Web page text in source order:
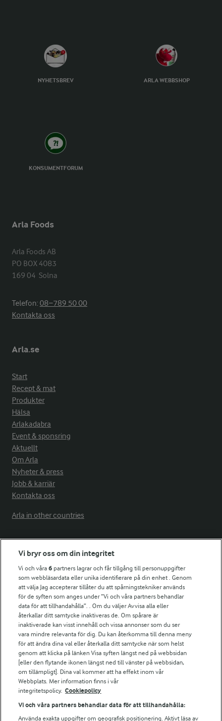
NYHETSBREV ARLA WEBBSHOP
KONSUMENTFORUM
Arla Foods
Arla Foods AB
PO BOX 4083
169 04  Solna
Telefon:08−789 50 00
Kontakta oss
Arla.se
Start
Recept & mat
Produkter
Hälsa
Arlakadabra
Event & sponsring
Aktuellt
Om Arla
Nyheter & press
Jobb & karriär
Kontakta oss
Arla in other countries
Fler Arlasajter
För ägare
Arlas kundportal
Arla.com
Falbygdens Ost
Arla webbshop
Bildbank
Följ oss
Vi bryr oss om din integritet
Vi och våra6 partners lagrar och får tillgång till personuppgifter
som webbläsardata eller unika identifierare på din enhet . Genom
att välja Jag accepterar tillåter du att spårningstekniker används
för de syften som anges under ”Vi och våra partners behandlar
data för att tillhandahålla”. . Om du väljer Avvisa alla eller
återkallar ditt samtycke inaktiveras de. Om spårare är
inaktiverade kan visst innehåll och vissa annonser som du ser
vara mindre relevanta för dig. Du kan återkomma till denna meny
för att ändra dina val eller återkalla ditt samtycke när som helst
genom att klicka på länken Visa syften längst ned på webbsidan
[eller den flytande ikonen längst ned till vänster på webbsidan,
om tillämpligt]. Dina val kommer att ha effekt inom vår
Webbplats. Mer information finns i vår
integritetspolicy. Cookiepolicy
Vi och våra partners behandlar data för att tillhandahålla:
Använda exakta uppgifter om geografisk positionering. Aktivt läsa av